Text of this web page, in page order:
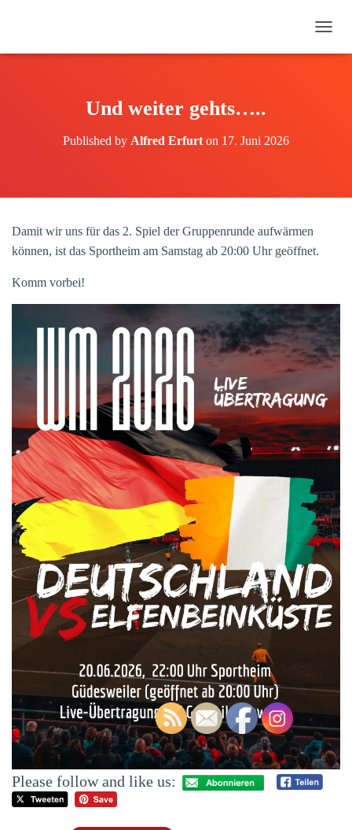
A
Und weiter gehts…..
Published by Alfred Erfurt on 17. Juni 2026
Damit wir uns für das 2. Spiel der Gruppenrunde aufwärmen
können, ist das Sportheim am Samstag ab 20:00 Uhr geöffnet.
Komm vorbei!
Please follow and like us: